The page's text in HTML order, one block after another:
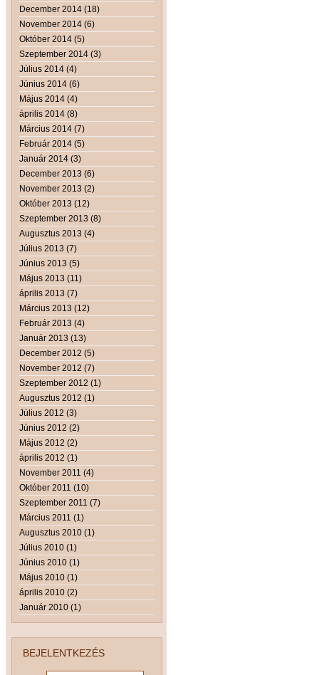
December 2014 (18)
November 2014 (6)
Október 2014 (5)
Szeptember 2014 (3)
Július 2014 (4)
Június 2014 (6)
Május 2014 (4)
április 2014 (8)
Március 2014 (7)
Február 2014 (5)
Január 2014 (3)
December 2013 (6)
November 2013 (2)
Október 2013 (12)
Szeptember 2013 (8)
Augusztus 2013 (4)
Július 2013 (7)
Június 2013 (5)
Május 2013 (11)
április 2013 (7)
Március 2013 (12)
Február 2013 (4)
Január 2013 (13)
December 2012 (5)
November 2012 (7)
Szeptember 2012 (1)
Augusztus 2012 (1)
Július 2012 (3)
Június 2012 (2)
Május 2012 (2)
április 2012 (1)
November 2011 (4)
Október 2011 (10)
Szeptember 2011 (7)
Március 2011 (1)
Augusztus 2010 (1)
Július 2010 (1)
Június 2010 (1)
Május 2010 (1)
április 2010 (2)
Január 2010 (1)
BEJELENTKEZÉS